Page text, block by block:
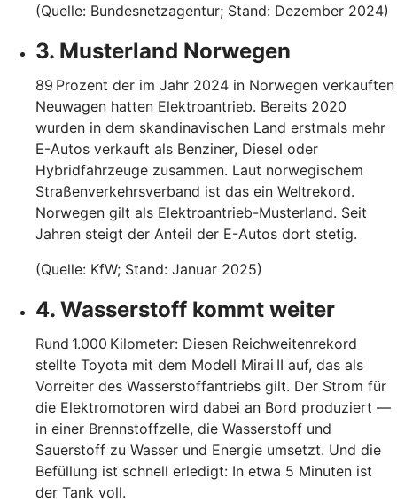
(Quelle: Bundesnetzagentur; Stand: Dezember 2024)
3. Musterland Norwegen
89 Prozent der im Jahr 2024 in Norwegen verkauften
Neuwagen hatten Elektroantrieb. Bereits 2020
wurden in dem skandinavischen Land erstmals mehr
E-Autos verkauft als Benziner, Diesel oder
Hybridfahrzeuge zusammen. Laut norwegischem
Straßenverkehrsverband ist das ein Weltrekord.
Norwegen gilt als Elektroantrieb-Musterland. Seit
Jahren steigt der Anteil der E-Autos dort stetig.
(Quelle: KfW; Stand: Januar 2025)
4. Wasserstoff kommt weiter
Rund 1.000 Kilometer: Diesen Reichweitenrekord
stellte Toyota mit dem Modell Mirai II auf, das als
Vorreiter des Wasserstoffantriebs gilt. Der Strom für
die Elektromotoren wird dabei an Bord produziert —
in einer Brennstoffzelle, die Wasserstoff und
Sauerstoff zu Wasser und Energie umsetzt. Und die
Befüllung ist schnell erledigt: In etwa 5 Minuten ist
der Tank voll.